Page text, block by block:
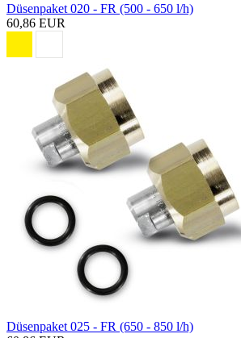
Düsenpaket 020 - FR (500 - 650 l/h)
60,86 EUR
Düsenpaket 025 - FR (650 - 850 l/h)